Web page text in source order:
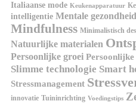
Italiaanse mode Keukenapparatuur
intelligentie Mentale gezondheid
Mindfulness Minimalistisch
Natuurlijke materialen
Persoonlijke groei
Slimme technologie Smart
Stressmanagement
innovatie Tuininrichting Voedingstips